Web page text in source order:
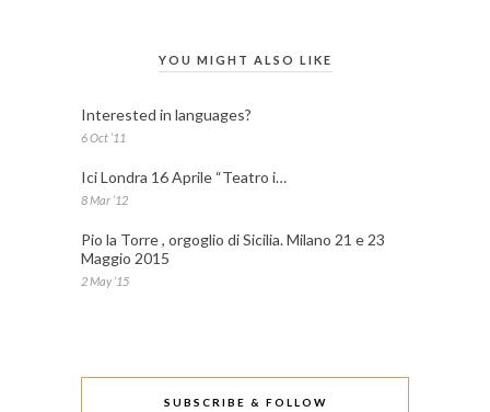
YOU MIGHT ALSO LIKE
Interested in languages?
6 Oct ’11
Ici Londra 16 Aprile “Teatro i…
8 Mar ’12
Pio la Torre , orgoglio di Sicilia. Milano 21 e 23
Maggio 2015
2 May ’15
SUBSCRIBE & FOLLOW